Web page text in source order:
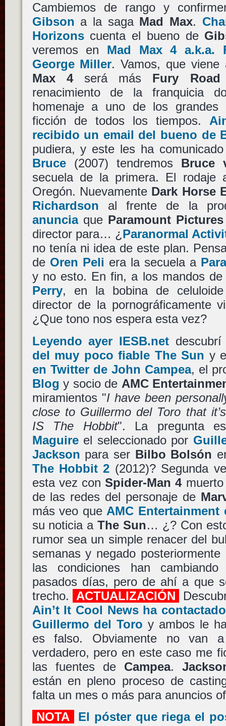
Cambiemos de rango y
Gibson a la saga Mad Max.
Horizonscuenta el bueno de
veremos en Mad Max 4 a.k.a.
George Miller. Vamos, que
Max 4será más Fury Road
renacimiento de la franquicia
homenaje a uno de los grandes
ficción de todos los tiempos.
recibido un email del bueno de
pudiera, y este les ha
Bruce(2007) tendremos Bruce
secuela de la primera. El rodaje
Oregón. Nuevamente Dark Horse
Richardson al frente de la
anunciaque Paramount Pictures
director para… ¿ Paranormal
no tenía ni idea de este plan.
de Oren Peli era la secuela a
y no esto. En fin, a los mandos
Perry, en la bobina de
director de la pornográficamente
¿Que tono nos espera esta vez?
Leyendo ayer IESB.netdescubrí
del muy poco fiable The Sun y
en Twitter de John Campea, el
Blog y socio de AMC
miramientos "I have been
close to Guillermo del Toro that
IS The Hobbit". La pregunta
Maguireel seleccionado por
Jackson para ser Bilbo Bolsón
The Hobbit 2 (2012)? Segunda
esta vez conSpider-Man 4
de las redes del personaje de
más veo que AMC Entertainment
su noticia aThe Sun… ¿? Con
rumor sea un simple renacer del
semanas y negado
las condiciones han
pasados días, pero de ahí a que
trecho.
ACTUALIZACIÓN
Ain’t It Cool News ha
Guillermo del Toro y ambos le
es falso. Obviamente no van
verdadero, pero en este caso me
las fuentes de Campea.
están en pleno proceso de
falta un mes o más para anuncios
NOTA
El póster que riega el